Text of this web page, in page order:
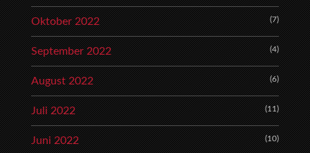
Oktober 2022 (7)
September 2022 (4)
August 2022 (6)
Juli 2022 (11)
Juni 2022 (10)